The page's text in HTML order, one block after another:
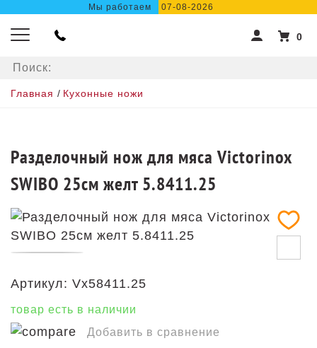
Мы работаем 07-08-2026
0
Главная / Кухонные ножи
Разделочный нож для мяса Victorinox
SWIBO 25см желт 5.8411.25
Артикул: Vx58411.25
товар есть в наличии
Добавить в сравнение